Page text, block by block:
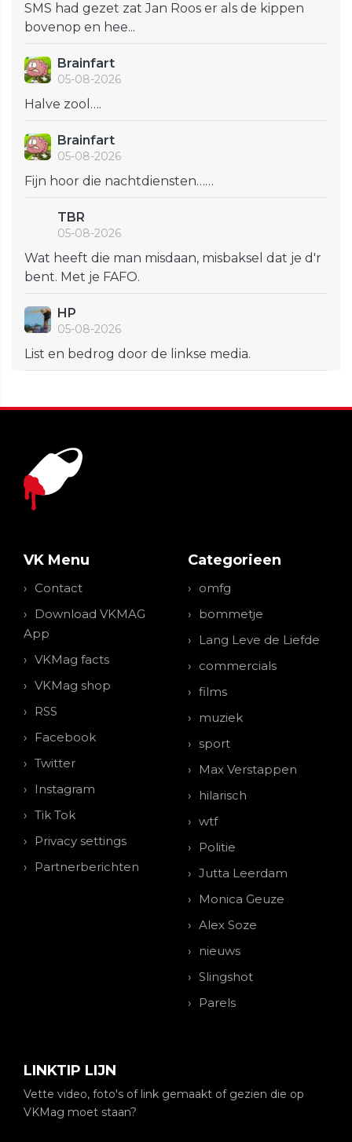
SMS had gezet zat Jan Roos er als de kippen
bovenop en hee...
Brainfart
05-08-2026
Halve zool….
Brainfart
05-08-2026
Fijn hoor die nachtdiensten……
TBR
05-08-2026
Wat heeft die man misdaan, misbaksel dat je d'r
bent. Met je FAFO.
HP
05-08-2026
List en bedrog door de linkse media.
VK Menu
Contact
Download VKMAG
App
VKMag facts
VKMag shop
RSS
Facebook
Twitter
Instagram
Tik Tok
Privacy settings
Partnerberichten
Categorieen
omfg
bommetje
Lang Leve de Liefde
commercials
films
muziek
sport
Max Verstappen
hilarisch
wtf
Politie
Jutta Leerdam
Monica Geuze
Alex Soze
nieuws
Slingshot
Parels
LINKTIP LIJN
Vette video, foto's of link gemaakt of gezien die op
VKMag moet staan?